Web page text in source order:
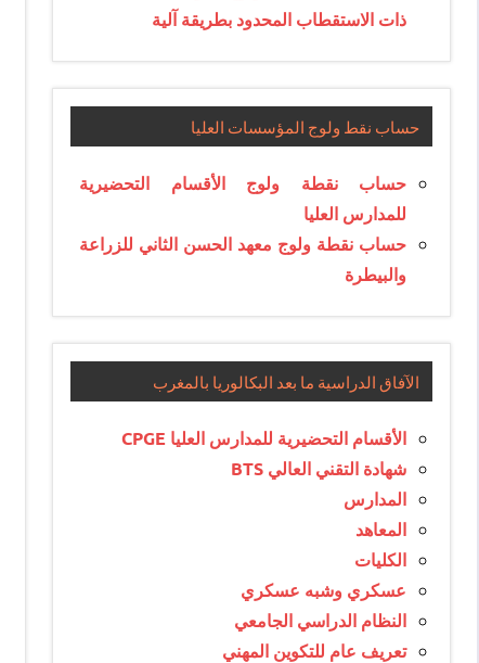
ذات الاستقطاب المحدود بطريقة آلية
حساب نقط ولوج المؤسسات العليا
حساب نقطة ولوج الأقسام التحضيرية
للمدارس العليا
حساب نقطة ولوج معهد الحسن الثاني للزراعة
والبيطرة
الآفاق الدراسية ما بعد البكالوريا بالمغرب
الأقسام التحضيرية للمدارس العليا CPGE
شهادة التقني العالي BTS
المدارس
المعاهد
الكليات
عسكري وشبه عسكري
النظام الدراسي الجامعي
تعريف عام للتكوين المهني